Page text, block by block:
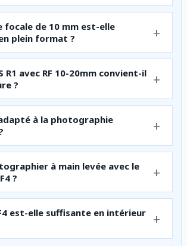
focale de 10 mm est-elle
plein format ?
R1 avec RF 10-20mm convient-il
?
à la photographie
à main levée avec le
?
est-elle suffisante en intérieur